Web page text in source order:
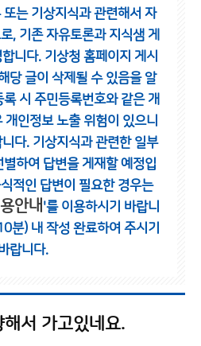
는 기상지식과 관련해서 자
, 기존 자유토론과 지식샘 게
니다. 기상청 홈페이지 게시
당 글이 삭제될 수 있음을 알
록 시 주민등록번호와 같은 개
인정보 노출 위험이 있으니
다. 기상지식과 관련한 일부
하여 답변을 게재할 예정입
적인 답변이 필요한 경우는
안내 '를 이용하시기 바랍니
분) 내 작성 완료하여 주시기
랍니다.
서 가고있네요.